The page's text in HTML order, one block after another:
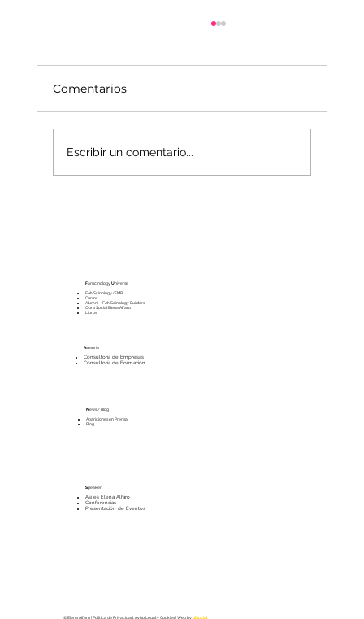
Comentarios
Escribir un comentario...
FanscinologyUniverse
FANScinology/FMB
Cursos
Alumni – FANScinology Builders
Obra Social Elena Alfaro
Libros
Asesoría
Consultoría de Empresas
Consultoría de Formación
News / Blog
Apariciones en Prensa
Blog
Speaker
Así es Elena Alfaro
Conferencias
Presentación de Eventos
© Elena Alfaro | Política de Privacidad, Aviso Legal y Cookies | Web bybiSocial